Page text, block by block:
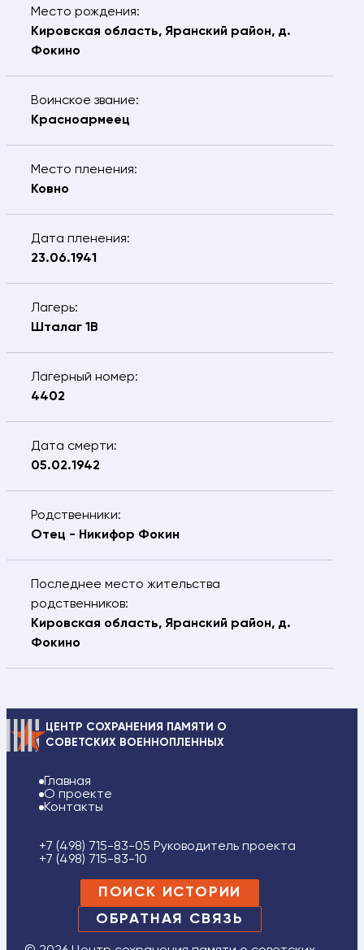
Место рождения:
Кировская область, Яранский район, д.
Фокино
Воинское звание:
Красноармеец
Место пленения:
Ковно
Дата пленения:
23.06.1941
Лагерь:
Шталаг 1B
Лагерный номер:
4402
Дата смерти:
05.02.1942
Родственники:
Отец - Никифор Фокин
Последнее место жительства
родственников:
Кировская область, Яранский район, д.
Фокино
ЦЕНТР СОХРАНЕНИЯ ПАМЯТИ О
СОВЕТСКИХ ВОЕННОПЛЕННЫХ
Главная
О проекте
Контакты
+7 (498) 715-83-05 Руководитель проекта
+7 (498) 715-83-10
ПОИСК ИСТОРИИ
ОБРАТНАЯ СВЯЗЬ
Ваш номер
телефона
Дата рождения разыскиваемого
Я подтверждаю, что даю
обработку предоставляемых персональных